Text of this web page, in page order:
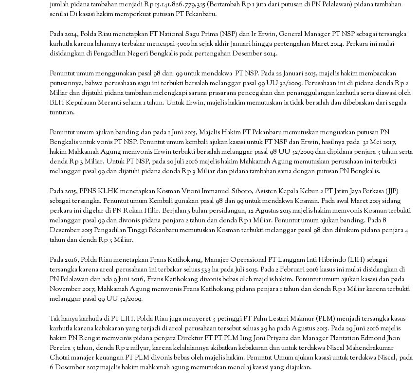
jumlah pidana tambahan menjadi Rp 15.141.826.779,325 (Bertambah Rp 1 juta dari putusan di PN Pelalawan) pidana tambahan
senilai Di kasasi hakim memperkuat putusan PT Pekanbaru.
Pada 2014, Polda Riau menetapkan PT National Sagu Prima (NSP) dan Ir Erwin, General Manager PT NSP sebagai tersangka
karhutla karena lahannya terbakar mencapai 3000 ha sejak akhir Januari hingga pertengahan Maret 2014. Perkara ini mulai
disidangkan di Pengadilan Negeri Bengkalis pada pertengahan Desember 2014.
Penuntut umum menggunakan pasal 98 dan 99 untuk mendakwa PT NSP. Pada 22 Januari 2015, majelis hakim membacakan
putusannya, bahwa perusahaan sagu ini terbukti bersalah melanggar pasal 99 UU 32/2009. Perusahaan ini di pidana denda Rp 2
Miliar dan dijatuhi pidana tambahan melengkapi sarana prasarana pencegahan dan penanggulangan karhutla serta diawasi oleh
BLH Kepulauan Meranti selama 1 tahun. Untuk Erwin, majelis hakim memutuskan ia tidak bersalah dan dibebaskan dari segala
tuntutan.
Penuntut umum ajukan banding dan pada 1 Juni 2015, Majelis Hakim PT Pekanbaru memutuskan menguatkan putusan PN
Bengkalis untuk vonis PT NSP. Penuntut umum kembali ajukan kasasi untuk PT NSP dan Erwin, hasilnya pada 31 Mei 2017,
hakim Mahkamah Agung memvonis Erwin terbukti bersalah melanggar pasal 98 UU 32/2009 dan dipidana penjara 3 tahun serta
denda Rp 3 Miliar. Untuk PT NSP, pada 20 Juli 2016 majelis hakim Mahkamah Agung memutuskan perusahaan ini terbukti
melanggar pasal 99 dan dijatuhi pidana denda Rp 3 Miliar dan pidana tambahan sama dengan putusan PN Bengkalis.
Pada 2015, PPNS KLHK menetapkan Kosman Vitoni Immanuel Siboro, Asisten Kepala Kebun 2 PT Jatim Jaya Perkasa (JJP)
sebagai tersangka. Penuntut umum Kembali gunakan pasal 98 dan 99 untuk mendakwa Kosman. Pada awal Maret 2015 sidang
perkara ini digelar di PN Rokan Hilir. Berjalan 5 bulan persidangan, 12 Agustus 2015 majelis hakim memvonis Kosman terbukti
melanggar pasal 99 dan divonis pidana penjara 2 tahun dan denda Rp 1 Miliar. Penuntut umum ajukan banding. Pada 8
Desember 2015 Pengadilan Tinggi Pekanbarumemutuskan Kosman terbukti melanggar pasal 98 dan dihukum pidana penjara 4
tahun dan denda Rp 3 Miliar.
Pada 2016, Polda Riau menetapkan Frans Katihokang, Manajer Operasional PT Langgam Inti Hibrindo (LIH) sebagai
tersangka karena areal perusahaan ini terbakar seluas 533 ha pada Juli 2015. Pada 2 Februari 2016 kasus ini mulai disidangkan di
PN Pelalawan dan ada 9 Juni 2016, Frans Katihokang divonis bebas oleh majelis hakim. Penuntut umum ajukan kasasi dan pada
November 2017, Mahkamah Agung memvonis Frans Katihokang pidana penjara 1 tahun dan denda Rp 1 Miliar karena terbukti
melanggar pasal 99 UU 32/2009.
Tak hanya karhutla di PT LIH, Polda Riau juga menyeret 3 petinggi PT Palm Lestari Makmur (PLM) menjadi tersangka kasus
karhutla karena kebakaran yang terjadi di areal perusahaan tersebut seluas 39 ha pada Agustus 2015. Pada 29 Juni 2016 majelis
hakim PN Rengat memvonis pidana penjara Direktur PT PT PLM Iing Joni Priyana dan Manager Plantation Edmond Jhon
Pereira 3 tahun, denda Rp 2 milyar, karena kelalaiannya akibatkan kebakaran dan untuk terdakwa Niscal Mahendrakumar
Chotai manajer keuangan PT PLM divonis bebas oleh majelis hakim. Penuntut Umum ajukan kasasi untuk terdakwa Niscal, pada
6 Desember 2017 majelis hakim mahkamah agung memutuskan menolaj kasasi yang diajukan.